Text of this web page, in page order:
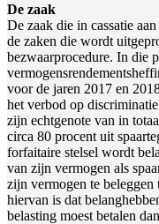
De zaak
De zaak die in cassatie
de zaken die wordt
bezwaarprocedure. In die
voor de jaren 2017 en
het verbod op
zijn echtgenote van in
circa 80 procent uit
forfaitaire stelsel wordt
van zijn vermogen als
zijn vermogen te beleggen
hiervan is dat
belasting moest betalen